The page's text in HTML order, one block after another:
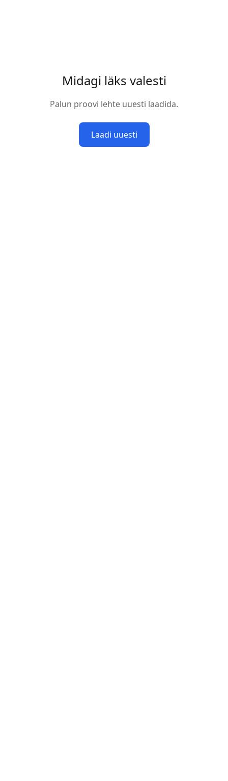
Midagi läks valesti
Palun proovi lehte uuesti laadida.
Laadi uuesti